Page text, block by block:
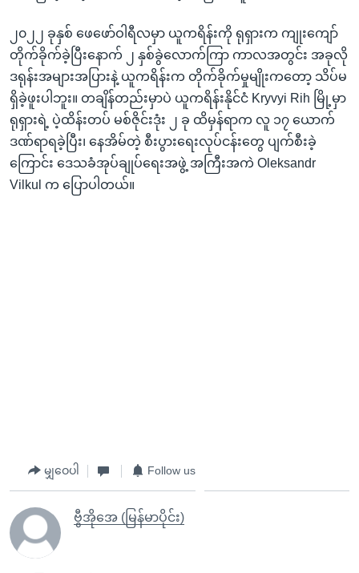
၂၀၂၂ ခုနှစ် ဖေဖော်ဝါရီလမှာ ယူကရိန်းကို ရုရှားက ကျုးကျော်
တိုက်ခိုက်ခဲ့ပြီးနောက် ၂ နှစ်ခွဲလောက်ကြာ ကာလအတွင်း အခုလို
ဒရုန်းအများအပြားနဲ့ ယူကရိန်းက တိုက်ခိုက်မှုမျိုးကတော့ သိပ်မ
ရှိခဲ့ဖူးပါဘူး။ တချိန်တည်းမှာပဲ ယူကရိန်းနိုင်ငံ Kryvyi Rih မြို့မှာ
ရုရှားရဲ့ ပဲ့ထိန်းတပ် မစ်ဇိုင်းဒုံး ၂ ခု ထိမှန်ရာက လူ ၁၇ ယောက်
ဒဏ်ရာရခဲ့ပြီး၊ နေအိမ်တဲ့ စီးပွားရေးလုပ်ငန်းတွေ ပျက်စီးခဲ့
ကြောင်း ဒေသခံအုပ်ချုပ်ရေးအဖွဲ့ အကြီးအကဲ Oleksandr
Vilkul က ပြောပါတယ်။
မျှဝေပါ Follow us
ဗွီအိုအေ (မြန်မာပိုင်း)